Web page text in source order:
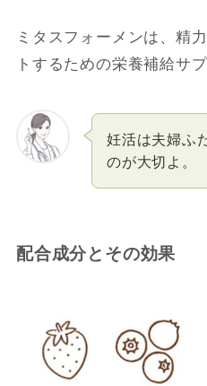
ミタスフォーメンは、精
トするための栄養補給サプ
妊活は夫婦ふ
のが大切よ。
配合成分とその効果